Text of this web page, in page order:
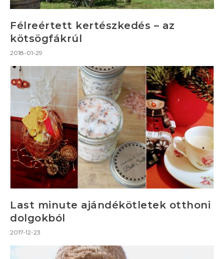
Félreértett kertészkedés – az
kötsögfákrúl
2018-01-29
Last minute ajándékötletek otthoni
dolgokból
2017-12-23